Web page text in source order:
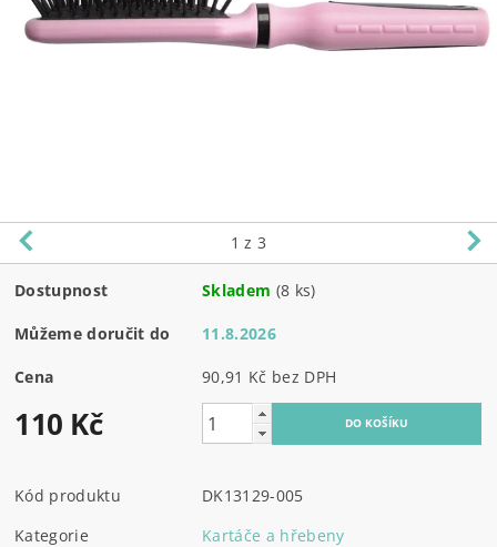
1 z 3
Dostupnost Skladem (8 ks)
Můžeme doručit do 11.8.2026
Cena 90,91 Kč bez DPH
110 Kč
Kód produktu
DK13129-005
Kategorie
Kartáče a hřebeny